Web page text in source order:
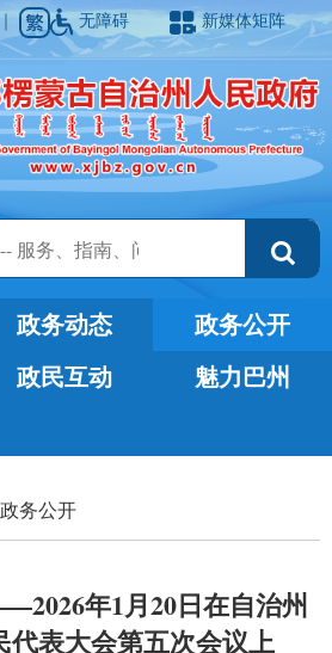
｜ 无障碍 新媒体矩阵
政务动态
政务公开
政民互动
魅力巴州
政务公开
年1月20日在自治州
代表大会第五次会议上